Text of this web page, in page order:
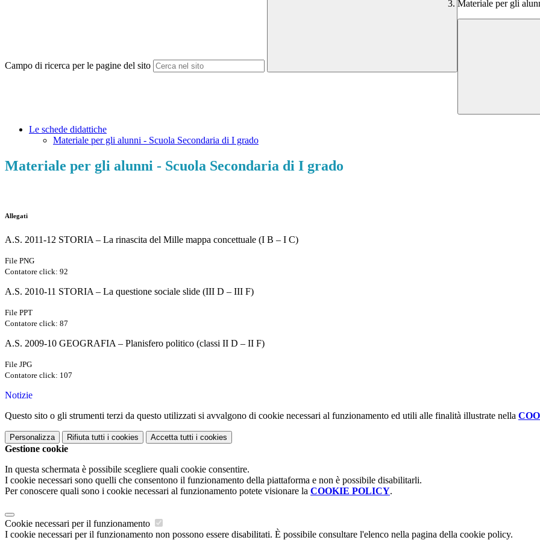
Campo di ricerca per le pagine del sito
Materiale per gli
Le schede didattiche
Materiale per gli alunni - Scuola Secondaria di I grado
Materiale per gli alunni - Scuola Secondaria di I grado
Allegati
A.S. 2011-12 STORIA – La rinascita del Mille mappa concettuale (I B – I C)
File PNG
Contatore click: 92
A.S. 2010-11 STORIA – La questione sociale slide (III D – III F)
File PPT
Contatore click: 87
A.S. 2009-10 GEOGRAFIA – Planisfero politico (classi II D – II F)
File JPG
Contatore click: 107
Notizie
Questo sito o gli strumenti terzi da questo utilizzati si avvalgono di cookie necessari al funzionamento ed utili alle finalità illustrate nella
Personalizza Rifiuta tutti i cookies Accetta tutti i cookies
Gestione cookie
In questa schermata è possibile scegliere quali cookie consentire.
I cookie necessari sono quelli che consentono il funzionamento della piattaforma e non è possibile disabilitarli.
Per conoscere quali sono i cookie necessari al funzionamento potete visionare la COOKIE POLICY.
Cookie necessari per il funzionamento
I cookie necessari per il funzionamento non possono essere disabilitati. È possibile consultare l'elenco nella pagina della cookie policy.